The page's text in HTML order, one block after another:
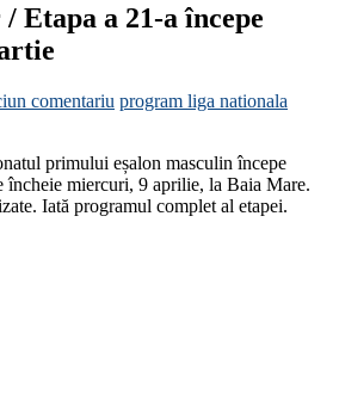
a 21-a începe
comentariu program liga nationala
primului eșalon masculin începe
încheie miercuri, 9 aprilie, la Baia Mare.
Iată programul complet al etapei.